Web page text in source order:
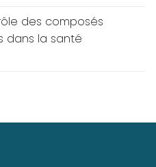
des composés
dans la santé